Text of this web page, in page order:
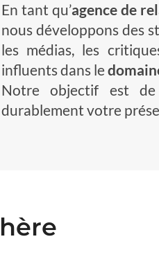
En tant qu’agence de
nous développons des
les médias, les
influents dans le
Notre objectif est
durablement votre